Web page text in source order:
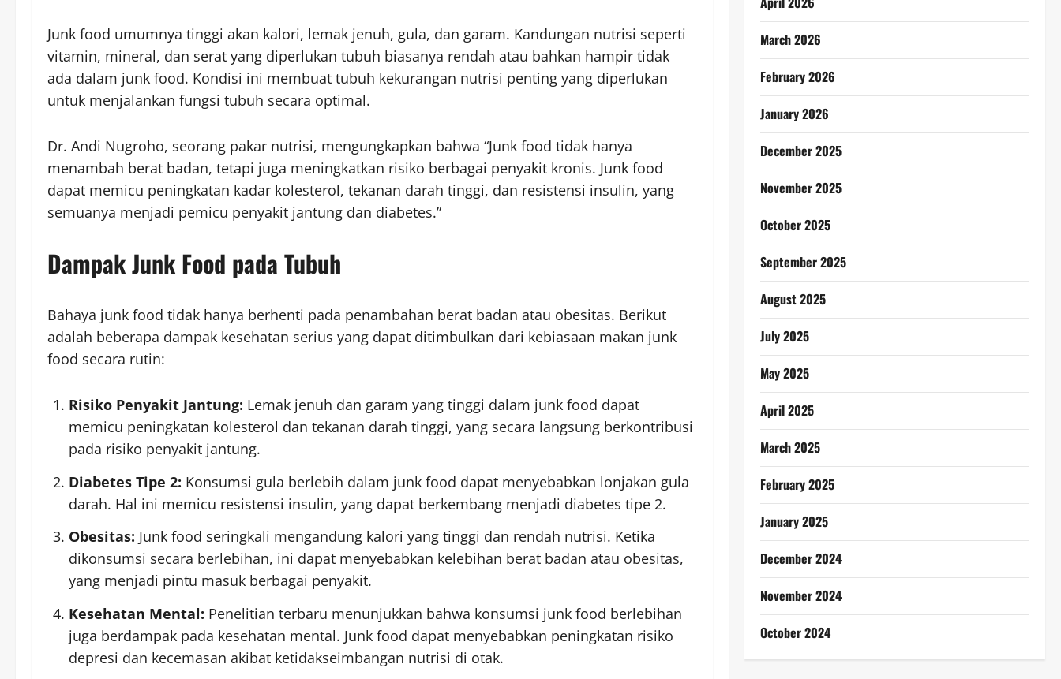
Junk food umumnya tinggi akan kalori, lemak jenuh, gula, dan garam. Kandungan nutrisi seperti
vitamin, mineral, dan serat yang diperlukan tubuh biasanya rendah atau bahkan hampir tidak
ada dalam junk food. Kondisi ini membuat tubuh kekurangan nutrisi penting yang diperlukan
untuk menjalankan fungsi tubuh secara optimal.
Dr. Andi Nugroho, seorang pakar nutrisi, mengungkapkan bahwa “Junk food tidak hanya
menambah berat badan, tetapi juga meningkatkan risiko berbagai penyakit kronis. Junk food
dapat memicu peningkatan kadar kolesterol, tekanan darah tinggi, dan resistensi insulin, yang
semuanya menjadi pemicu penyakit jantung dan diabetes.”
Dampak Junk Food pada Tubuh
Bahaya junk food tidak hanya berhenti pada penambahan berat badan atau obesitas. Berikut
adalah beberapa dampak kesehatan serius yang dapat ditimbulkan dari kebiasaan makan junk
food secara rutin:
Risiko Penyakit Jantung: Lemak jenuh dan garam yang tinggi dalam junk food dapat
memicu peningkatan kolesterol dan tekanan darah tinggi, yang secara langsung berkontribusi
pada risiko penyakit jantung.
Diabetes Tipe 2: Konsumsi gula berlebih dalam junk food dapat menyebabkan lonjakan gula
darah. Hal ini memicu resistensi insulin, yang dapat berkembang menjadi diabetes tipe 2.
Obesitas: Junk food seringkali mengandung kalori yang tinggi dan rendah nutrisi. Ketika
dikonsumsi secara berlebihan, ini dapat menyebabkan kelebihan berat badan atau obesitas,
yang menjadi pintu masuk berbagai penyakit.
Kesehatan Mental: Penelitian terbaru menunjukkan bahwa konsumsi junk food berlebihan
juga berdampak pada kesehatan mental. Junk food dapat menyebabkan peningkatan risiko
depresi dan kecemasan akibat ketidakseimbangan nutrisi di otak.
March 2026
February 2026
January 2026
December 2025
November 2025
October 2025
September 2025
August 2025
July 2025
May 2025
April 2025
March 2025
February 2025
January 2025
December 2024
November 2024
October 2024